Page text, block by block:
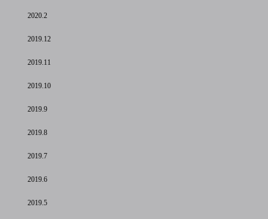
2020.2
2019.12
2019.11
2019.10
2019.9
2019.8
2019.7
2019.6
2019.5